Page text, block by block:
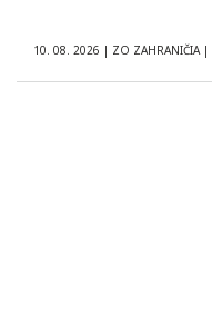
10. 08. 2026 | ZO ZAHRANIČIA |